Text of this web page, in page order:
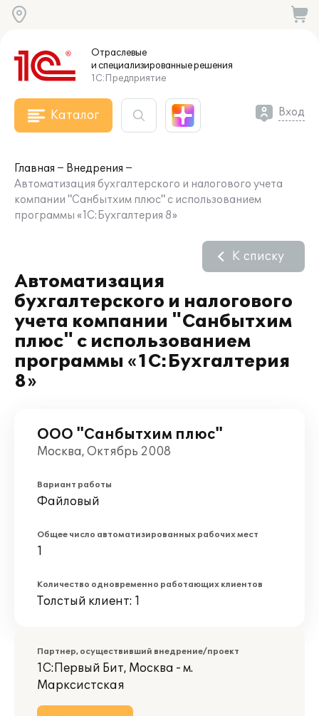
Отраслевые
и специализированныерешения
1С:Предприятие
Каталог Вход
Главная
Внедрения
Автоматизация бухгалтерского и налогового учета
компании "Санбытхим плюс" с использованием
программы «1С:Бухгалтерия 8»
Автоматизация
бухгалтерского и налогового
учета компании "Санбытхим
плюс" с использованием
программы «1С:Бухгалтерия
8»
К списку
ООО "Санбытхим плюс"
Москва, Октябрь 2008
Вариант работы
Файловый
Общее число автоматизированных рабочих мест
1
Количество одновременно работающих клиентов
Толстый клиент: 1
Партнер, осуществивший внедрение/проект
1С:Первый Бит, Москва - м.
Марксистская